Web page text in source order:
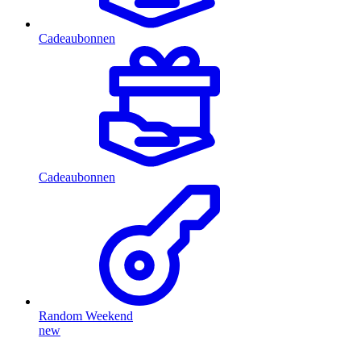
Cadeaubonnen
Cadeaubonnen
Random Weekend
new